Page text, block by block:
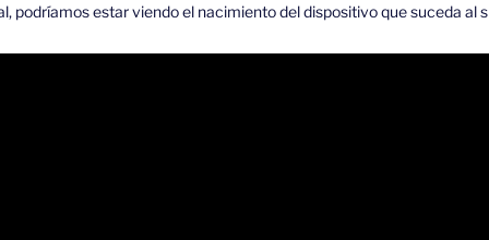
podríamos estar viendo el nacimiento del dispositivo que suceda al